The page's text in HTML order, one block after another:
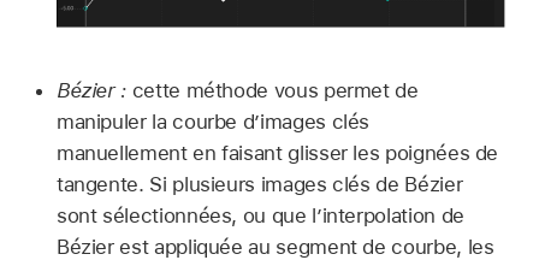
Bézier : cette méthode vous permet de
manipuler la courbe d’images clés
manuellement en faisant glisser les poignées de
tangente. Si plusieurs images clés de Bézier
sont sélectionnées, ou que l’interpolation de
Bézier est appliquée au segment de courbe, les